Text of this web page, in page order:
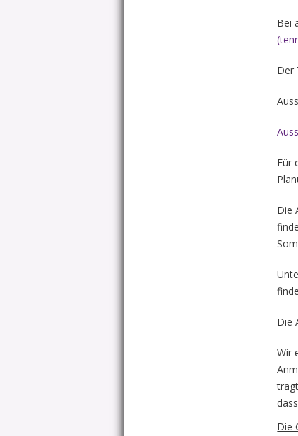
Bei
Der
Für
Die
Die
Wir
Die